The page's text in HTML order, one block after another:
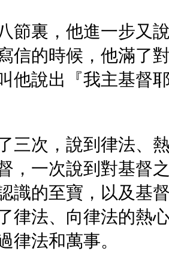
節裏，他進一步又
信的時候，他滿了
他說出『我主基督
次，說到律法、
一次說到對基督
的至寶，以及基
律法、向律法的熱
律法和萬事。